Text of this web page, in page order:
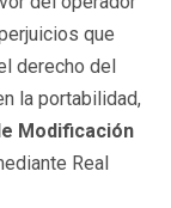
que
derecho del
la portabilidad,
Modificación
Real